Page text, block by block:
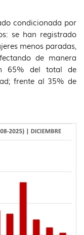
condicionada por
se han registrado
menos paradas,
de manera
65% del total de
frente al 35% de